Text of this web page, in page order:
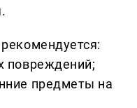
повреждений;
предметы на